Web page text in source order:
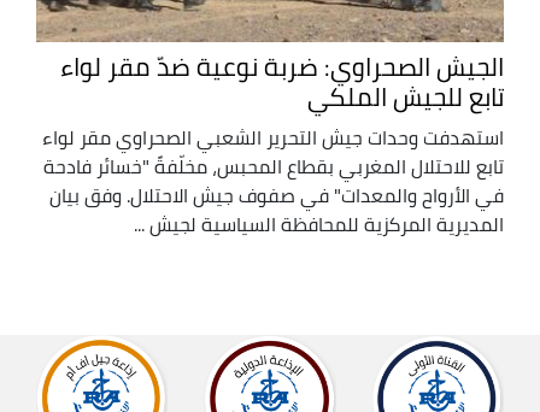
الجيش الصحراوي: ضربة نوعية ضدّ مقر لواء
تابع للجيش الملكي
استهدفت وحدات جيش التحرير الشعبي الصحراوي مقر لواء
تابع للاحتلال المغربي بقطاع المحبس، مخلّفةً "خسائر فادحة
في الأرواح والمعدات" في صفوف جيش الاحتلال. وفق بيان
المديرية المركزية للمحافظة السياسية لجيش ...